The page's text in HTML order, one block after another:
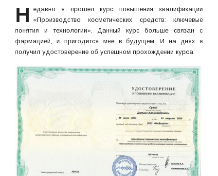
Н
едавно я прошел курс повышения квалификации
«Производство косметических средств: ключевые
понятия и технологии». Данный курс больше связан с
фармацией, и пригодится мне в будущем. И на днях я
получил удостоверение об успешном прохождении курса: